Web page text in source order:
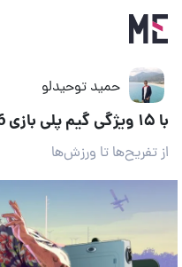
حمید توحیدلو
با ۱۵ ویژگی گیم پلی بازی GTA 6 آشنا شوید
از تفریح‌ها تا ورزش‌ها